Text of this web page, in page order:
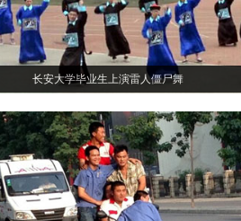
长安大学毕业生上演雷人僵尸舞